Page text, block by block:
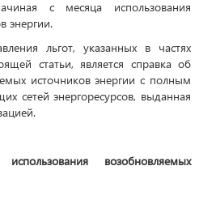
с месяца использования
энергии.
льгот, указанных в частях
статьи, является справка об
источников энергии с полным
сетей энергоресурсов, выданная
возобновляемых